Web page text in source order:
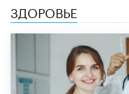
ЗДОРОВЬЕ